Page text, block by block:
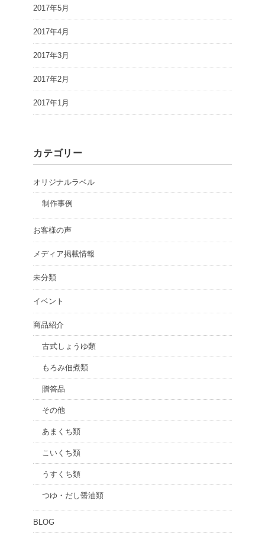
2017年5月
2017年4月
2017年3月
2017年2月
2017年1月
カテゴリー
オリジナルラベル
制作事例
お客様の声
メディア掲載情報
未分類
イベント
商品紹介
古式しょうゆ類
もろみ佃煮類
贈答品
その他
あまくち類
こいくち類
うすくち類
つゆ・だし醤油類
BLOG